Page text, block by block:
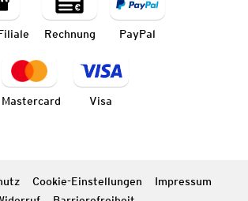
Rechnung PayPal
Mastercard Visa
Cookie-Einstellungen
Impressum